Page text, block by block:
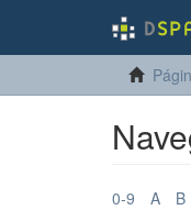
0-9 A B